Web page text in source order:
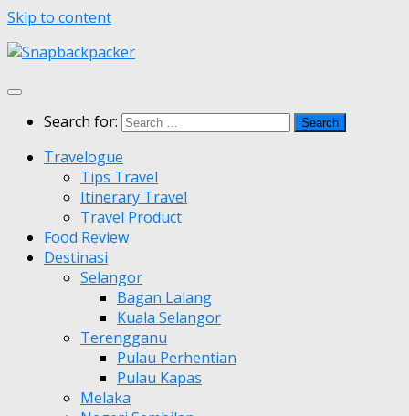
Skip to content
Search for:
Travelogue
Tips Travel
Itinerary Travel
Travel Product
Food Review
Destinasi
Selangor
Bagan Lalang
Kuala Selangor
Terengganu
Pulau Perhentian
Pulau Kapas
Melaka